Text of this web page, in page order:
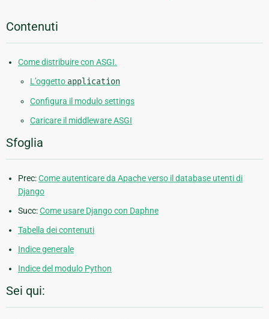
Contenuti
Come distribuire con ASGI.
L’oggetto application
Configura il modulo settings
Caricare il middleware ASGI
Sfoglia
Prec:Come autenticare da Apache verso il database utenti di
Django
Succ:Come usare Django con Daphne
Tabella dei contenuti
Indice generale
Indice del modulo Python
Sei qui: